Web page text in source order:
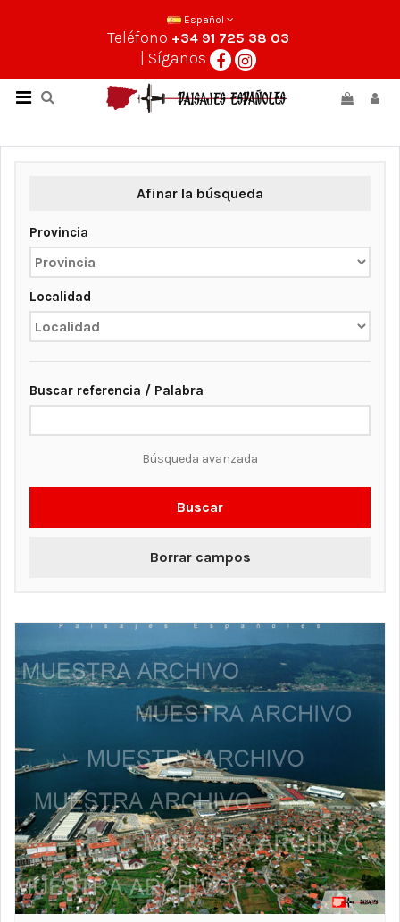
Español
Teléfono +34 91 725 38 03
| Síganos
Afinar la búsqueda
Provincia
Localidad
Buscar referencia / Palabra
Búsqueda avanzada
Buscar
Borrar campos